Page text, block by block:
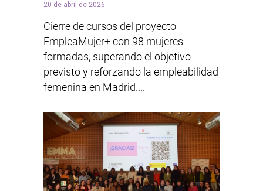
20 de abril de 2026
Cierre de cursos del proyecto
EmpleaMujer+ con 98 mujeres
formadas, superando el objetivo
previsto y reforzando la empleabilidad
femenina en Madrid....